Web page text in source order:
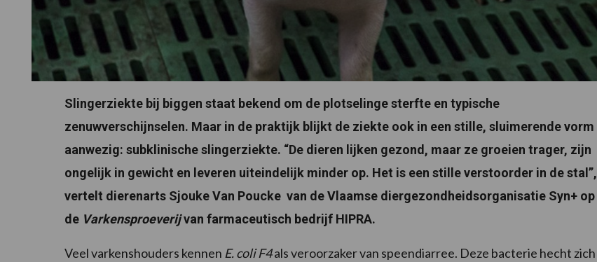
Slingerziekte bij biggen staat bekend om de plotselinge sterfte en typische
zenuwverschijnselen. Maar in de praktijk blijkt de ziekte ook in een stille, sluimerende vorm
aanwezig: subklinische slingerziekte. “De dieren lijken gezond, maar ze groeien trager, zijn
ongelijk in gewicht en leveren uiteindelijk minder op. Het is een stille verstoorder in de stal”,
vertelt dierenarts Sjouke Van Poucke van de Vlaamse diergezondheidsorganisatie Syn+ op
de Varkensproeverijvan farmaceutisch bedrijf HIPRA.
Veel varkenshouders kennen E. coli F4als veroorzaker van speendiarree. Deze bacterie hecht zich